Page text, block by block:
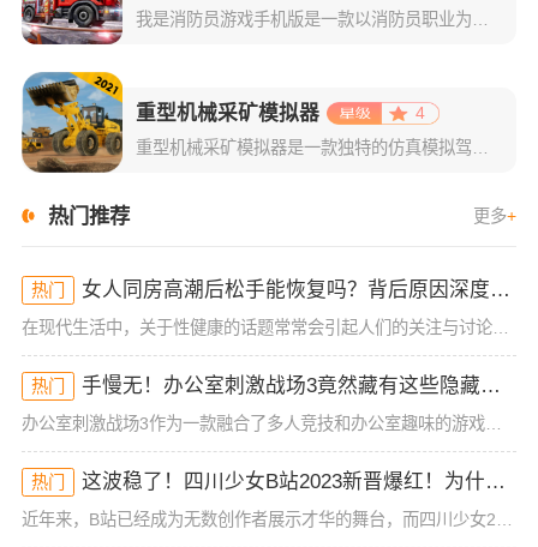
我是消防员游戏手机版是一款以消防员职业为主题的模拟手游，在这里，你不仅可以驾驶多种高级消防车辆，更可以执行各类紧张刺激的灭火任务！你的训练从驾驶学习开始，云梯车、水罐车、指挥车……不同车辆都有不同作用
重型机械采矿模拟器
4
重型机械采矿模拟器是一款独特的仿真模拟驾驶手游，想要模拟开运土车、挖掘机、推土机吗？这款游戏就能满足你！矿场里逼真的塔吊、泥浆、挖掘机、货物和混凝土物理表现相当令人印象深刻，让你仿佛置身于现场一般。每
热门推荐 更多+
热门 女人同房高潮后松手能恢复吗？背后原因深度分析！
在现代生活中，关于性健康的话题常常会引起人们的关注与讨论，尤其是女性在同房时的体验与生理反应。很多女性可能在性生活中经历过高潮后的松手现象，但有时候会担心这种状态是否能恢复。今天，我们就来深入探讨一下
热门 手慢无！办公室刺激战场3竟然藏有这些隐藏技巧！谁懂啊
办公室刺激战场3作为一款融合了多人竞技和办公室趣味的游戏，一直以来都吸引着大批玩家的热烈关注。然而，很多玩家在初入这款游戏时，常常会被复杂的操作和激烈的竞争环境所困扰，尤其是如何在短短的游戏时间里获得
热门 这波稳了！四川少女B站2023新晋爆红！为什么她的内容这么吸睛？